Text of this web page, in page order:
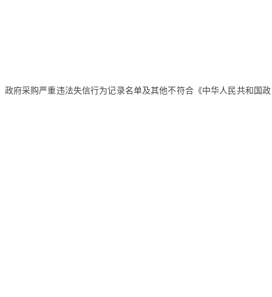
政府采购严重违法失信行为记录名单及其他不符合《中华人民共和国政